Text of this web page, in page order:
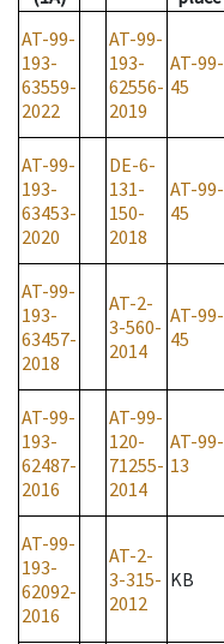
AT-99-
193-
63559-
2022
AT-99-
193-
62556-
2019
AT-99-
45
AT-99-
193-
63453-
2020
DE-6-
131-
150-
2018
AT-99-
45
AT-99-
193-
63457-
2018
AT-2-
3-560-
2014
AT-99-
45
AT-99-
193-
62487-
2016
AT-99-
120-
71255-
2014
AT-99-
13
AT-99-
193-
62092-
2016
AT-2-
3-315-
2012
KB